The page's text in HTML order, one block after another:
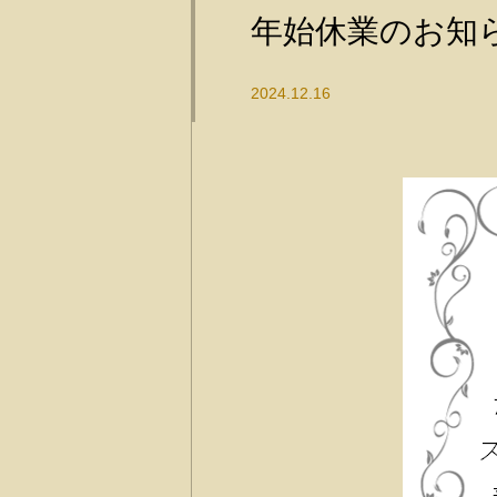
年始休業のお知
2024.12.16